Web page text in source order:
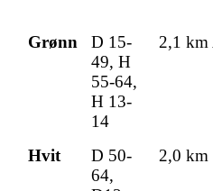
Grønn
D 15-
49, H
55-64,
H 13-
14
2,1 km
Hvit
D 50-
64,
2,0 km